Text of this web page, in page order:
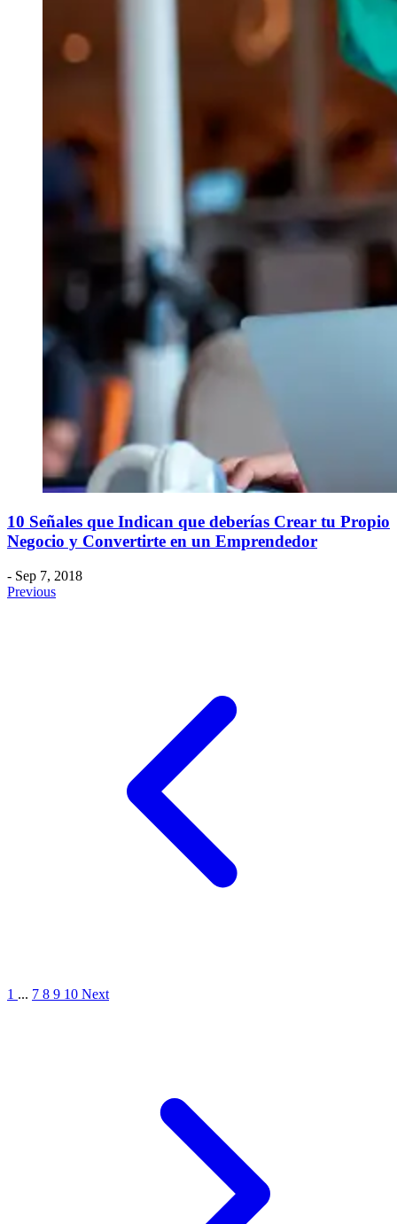
10 Señales que Indican que deberías Crear tu Propio
Negocio y Convertirte en un Emprendedor
- Sep 7, 2018
Previous
1 ... 7 8 9 10 Next